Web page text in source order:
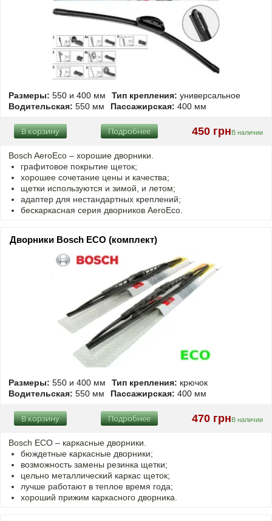
Размеры: 550 и 400 мм Тип крепления: универсальное
Водительская: 550 мм Пассажирская: 400 мм
450 грн В наличии
Подробнее
В корзину
Bosch AeroEco – хорошие дворники.
графитовое покрытие щеток;
хорошее сочетание цены и качества;
щетки используются и зимой, и летом;
адаптер для нестандартных креплений;
бескаркасная серия дворников AeroEco.
Дворники Bosch ECO (комплект)
Размеры: 550 и 400 мм Тип крепления: крючок
Водительская: 550 мм Пассажирская: 400 мм
470 грнВ наличии
Подробнее
В корзину
Bosch ECO – каркасные дворники.
бюждетные каркасные дворники;
возможность замены резинка щетки;
цельно металлический каркас щеток;
лучше работают в теплое время года;
хороший прижим каркасного дворника.